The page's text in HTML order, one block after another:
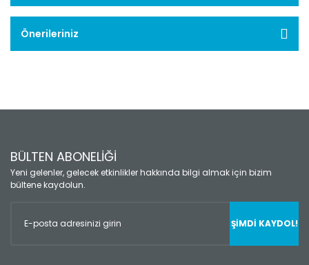
Önerileriniz
BÜLTEN ABONELİĞİ
Yeni gelenler, gelecek etkinlikler hakkında bilgi almak için bizim
bültene kaydolun.
ŞİMDİ KAYDOL!